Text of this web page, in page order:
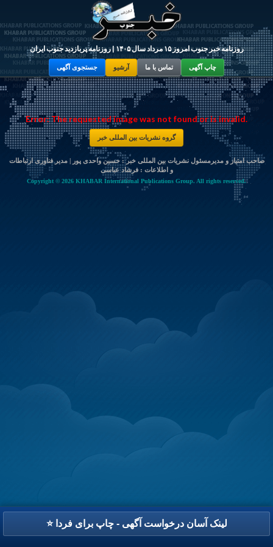
روزنامه خبر جنوب امروز ۱۵ مرداد سال ۱۴۰۵ | روزنامه پربازدید جنوب ایران
جستجوی آگهی آرشیو تماس با ما چاپ آگهی
⭐ لینک آسان درخواست آگهی - چاپ برای فردا
Error: The requested image was not found or is invalid.
گروه نشریات بین المللی خبر
صاحب امتیاز و مدیرمسئول نشریات بین المللی خبر : حسین واحدی پور | مدیر فناوری ارتباطات
و اطلاعات :فرشاد عباسی
Copyright © 2026 KHABAR International Publications Group. All rights reserved.